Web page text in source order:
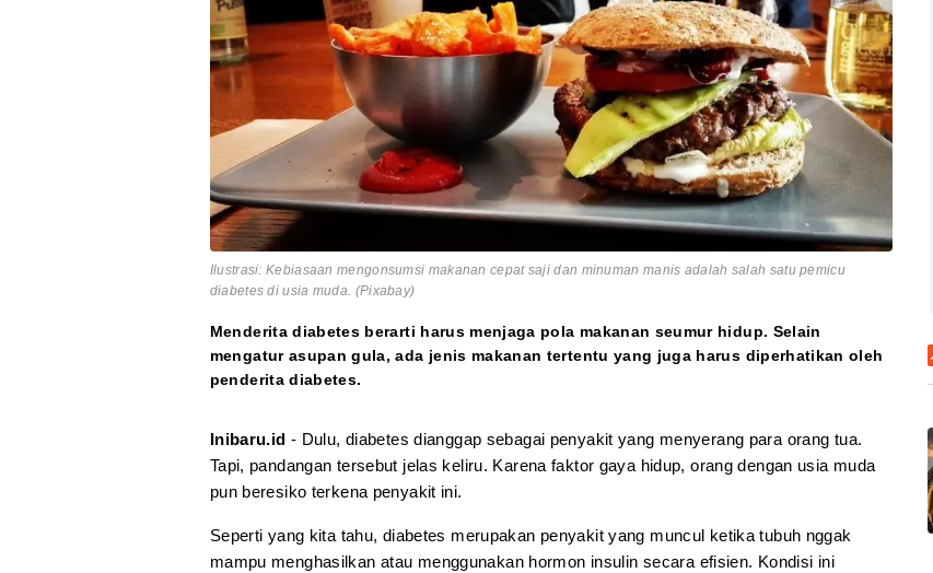
Ilustrasi: Kebiasaan mengonsumsi makanan cepat saji dan minuman manis adalah salah satu pemicu
diabetes di usia muda. (Pixabay)
Menderita diabetes berarti harus menjaga pola makanan seumur hidup. Selain
mengatur asupan gula, ada jenis makanan tertentu yang juga harus diperhatikan oleh
penderita diabetes.
Inibaru.id - Dulu, diabetes dianggap sebagai penyakit yang menyerang para orang tua.
Tapi, pandangan tersebut jelas keliru. Karena faktor gaya hidup, orang dengan usia muda
pun beresiko terkena penyakit ini.
Seperti yang kita tahu, diabetes merupakan penyakit yang muncul ketika tubuh nggak
mampu menghasilkan atau menggunakan hormon insulin secara efisien. Kondisi ini